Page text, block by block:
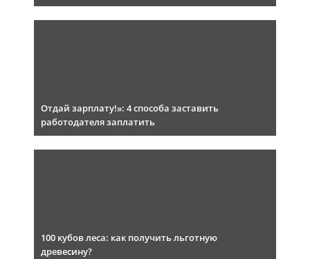
Отдай зарплату!»: 4 способа заставить
работодателя заплатить
100 кубов леса: как получить льготную
древесину?